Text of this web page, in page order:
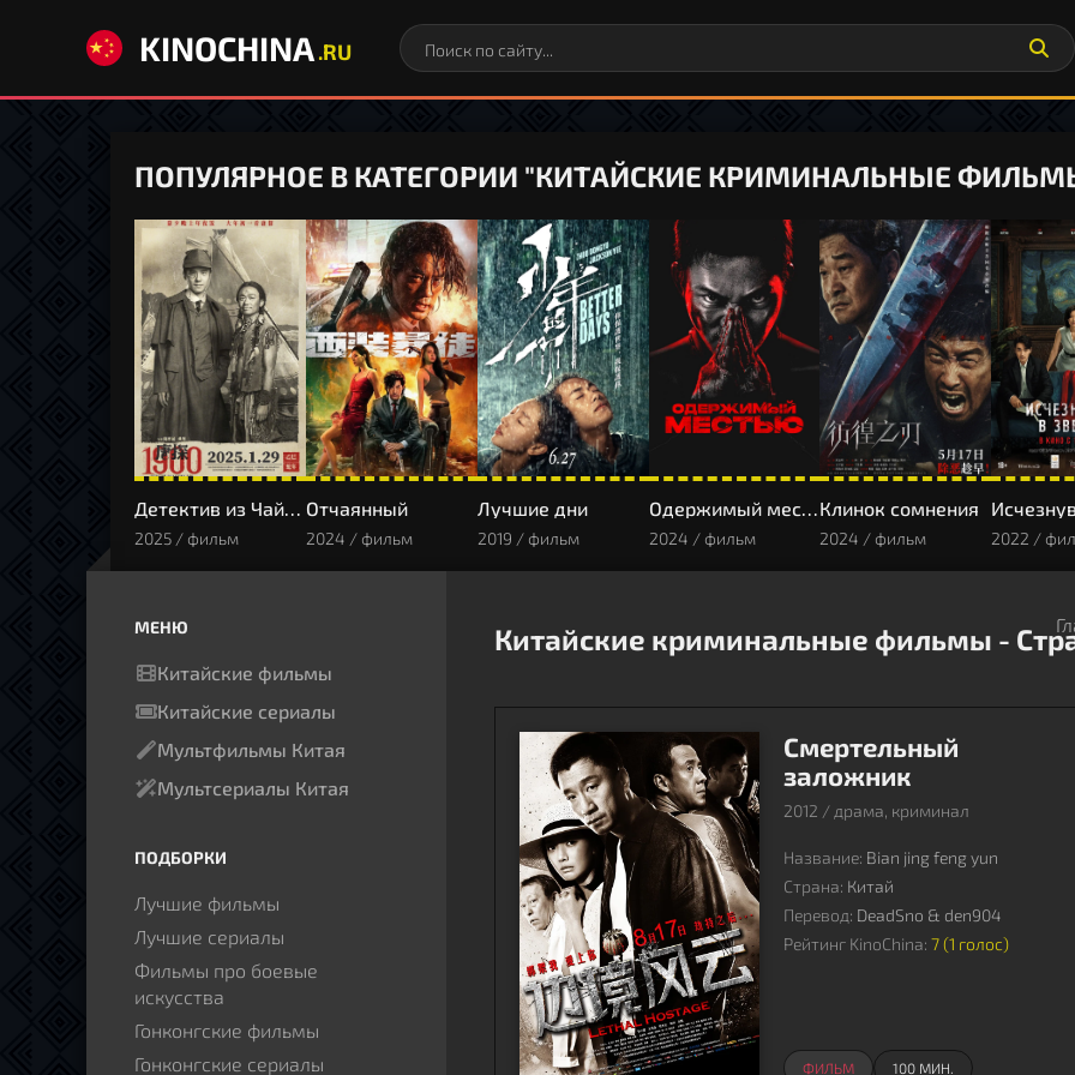
KINOCHINA.RU
ПОПУЛЯРНОЕ В КАТЕГОРИИ "КИТАЙСКИЕ КРИМИНАЛЬНЫЕ
Детектив из Чайнатауна, 1900 год
2025 / фильм
Отчаянный
2024 / фильм
Лучшие дни
2019 / фильм
Одержимый местью
2024 / фильм
Клинок сомнения
2024 / фильм 2022 /
Китайские криминальные фильмы -
Смертельный
заложник
2012 / драма, криминал
ФИЛЬМ 100 МИН.
Название: Bian jing feng yun
Страна: Китай
Перевод: DeadSno & den904
Рейтинг KinoChina: 7 (1 голос)
МЕНЮ
Китайские фильмы
Китайские сериалы
Мультфильмы Китая
Мультсериалы Китая
ПОДБОРКИ
Лучшие фильмы
Лучшие сериалы
Фильмы про боевые
искусства
Гонконгские фильмы
Гонконгские сериалы